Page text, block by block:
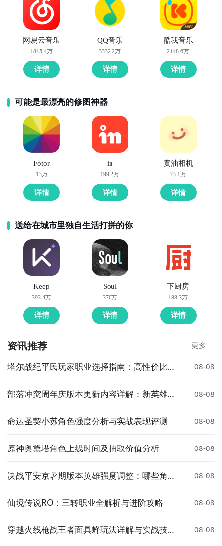
网易云音乐
1815.4万
详情
QQ音乐
3332.2万
详情
酷我音乐
2148.6万
详情
可能是最漂亮的修图神器
Fotor
13万
详情
in
199.2万
详情
黄油相机
73.1万
详情
送给在城市里独自生活打拼的你
Keep
393.4万
详情
Soul
370万
详情
下厨房
188.3万
详情
资讯推荐 更多
塔尔战纪平民玩家职业选择指南：高性价比与
08-08
部落冲突周年庆版本更新内容详解：新英雄、
08-08
命运圣契小苏角色强度分析与实战表现评测 08-08
原神奥黛塔角色上线时间及抽取价值分析 08-08
决战平安京暑期版本英雄强度调整：哪些角色
08-08
仙境传说RO：三转职业全解析与进阶攻略 08-08
穿越火线枪战王者面具蜂玩法详解与实战技巧
08-08